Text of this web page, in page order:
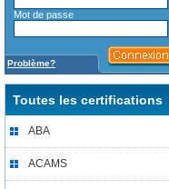
Mot de passe
Problème?
Toutes les certifications
ABA
ACAMS